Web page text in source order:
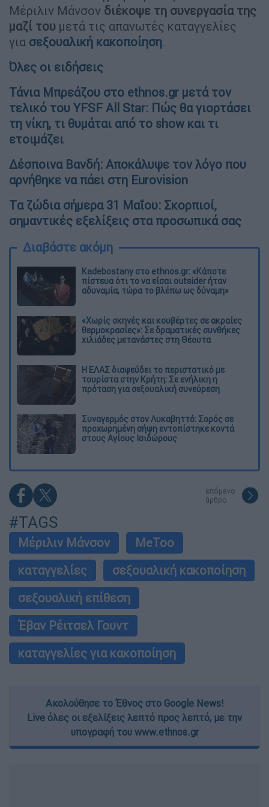
Μέριλιν Μάνσον διέκοψε τη συνεργασία της
μαζί του μετά τις απανωτές καταγγελίες
για σεξουαλική κακοποίηση.
Όλες οι ειδήσεις
Τάνια Μπρεάζου στο ethnos.gr μετά τον
τελικό του YFSF All Star: Πώς θα γιορτάσει
τη νίκη, τι θυμάται από το show και τι
ετοιμάζει
Δέσποινα Βανδή: Aποκάλυψε τον λόγο που
αρνήθηκε να πάει στη Eurovision
Tα ζώδια σήμερα 31 Μαΐου: Σκορπιοί,
σημαντικές εξελίξεις στα προσωπικά σας
Διαβάστε ακόμη
Kadebostany στο ethnos.gr: «Κάποτε
πίστευα ότι το να είσαι outsider ήταν
αδυναμία, τώρα το βλέπω ως δύναμη»
«Χωρίς σκηνές και κουβέρτες σε ακραίες
θερμοκρασίες»: Σε δραματικές συνθήκες
χιλιάδες μετανάστες στη Θέουτα
Η ΕΛΑΣ διαψεύδει το περιστατικό με
τουρίστα στην Κρήτη: Σε ενήλικη η
πρόταση για σεξουαλική συνεύρεση
Συναγερμός στον Λυκαβηττό: Σορός σε
προχωρημένη σήψη εντοπίστηκε κοντά
στους Αγίους Ισιδώρους
επόμενο
άρθρο
#TAGS
Μέριλιν Μάνσον
MeToo
καταγγελίες
σεξουαλική κακοποίηση
σεξουαλική επίθεση
Έβαν Ρέιτσελ Γουντ
καταγγελίες για κακοποίηση
Ακολούθησε το Έθνος στο Google News!
Live όλες οι εξελίξεις λεπτό προς λεπτό, με την
υπογραφή του www.ethnos.gr